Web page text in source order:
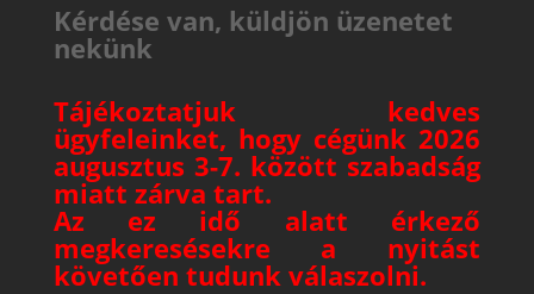
Kérdése van, küldjön üzenetet
nekünk
Tájékoztatjuk kedves
ügyfeleinket, hogy cégünk 2026
augusztus 3-7. között szabadság
miatt zárva tart.
Az ez idő alatt érkező
megkeresésekre a nyitást
követően tudunk válaszolni.